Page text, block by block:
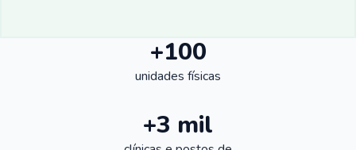
+100
unidades físicas
+3 mil